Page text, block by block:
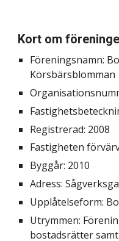
Kort om
Föreningsnamn:
Körsbärsblomman
Registrerad: 2008
Fastigheten
Byggår: 2010
Adress:
Upplåtelseform:
Utrymmen:
bostadsrätter